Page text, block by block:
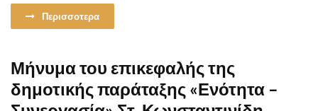
Περισσοτερα
Μήνυμα του επικεφαλής της
δημοτικής παράταξης «Ενότητα –